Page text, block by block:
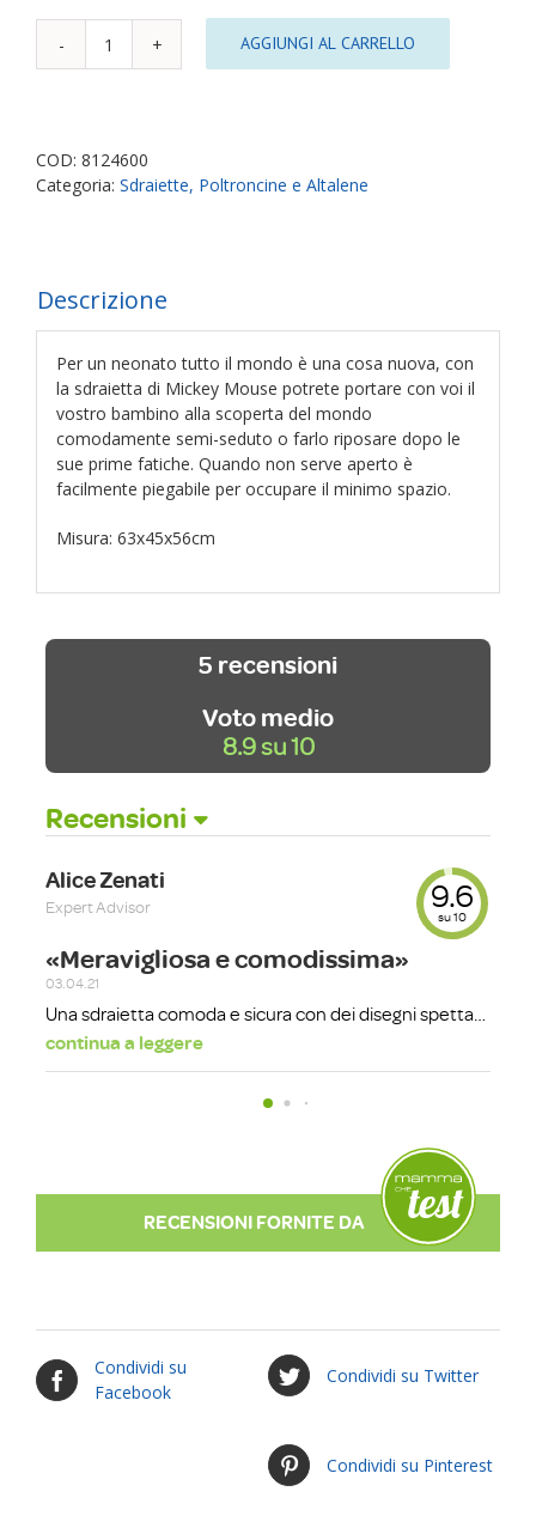
Sdraietta
quantità
AGGIUNGI AL CARRELLO
COD: 8124600
Categoria: Sdraiette, Poltroncine e Altalene
Descrizione
Per un neonato tutto il mondo è una cosa nuova, con
la sdraietta di Mickey Mouse potrete portare con voi il
vostro bambino alla scoperta del mondo
comodamente semi-seduto o farlo riposare dopo le
sue prime fatiche. Quando non serve aperto è
facilmente piegabile per occupare il minimo spazio.
Misura: 63x45x56cm
Condividi su
Facebook
Condividi su Twitter
Condividi su Pinterest